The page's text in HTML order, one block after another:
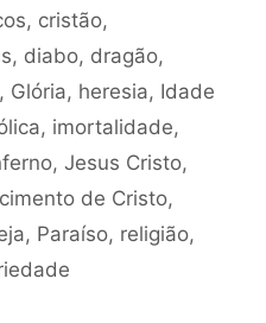
, cristão,
, diabo, dragão,
, Glória, heresia, Idade
, imortalidade,
, Jesus Cristo,
de Cristo,
, Paraíso, religião,